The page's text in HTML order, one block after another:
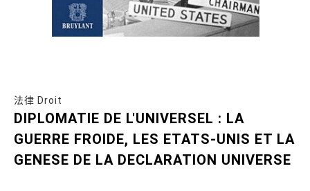
法律 Droit
DIPLOMATIE DE L'UNIVERSEL : LA
GUERRE FROIDE, LES ETATS-UNIS ET LA
GENESE DE LA DECLARATION UNIVERSE